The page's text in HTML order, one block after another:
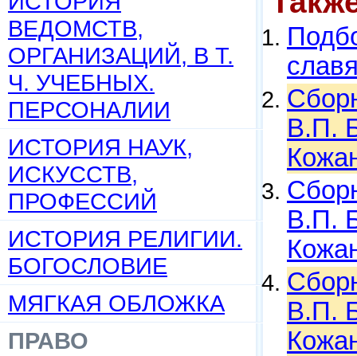
ВЕДОМСТВ,
ОРГАНИЗАЦИЙ, В Т.
Ч. УЧЕБНЫХ.
ПЕРСОНАЛИИ
ИСТОРИЯ НАУК,
ИСКУССТВ,
ПРОФЕССИЙ
ИСТОРИЯ РЕЛИГИИ.
БОГОСЛОВИЕ
МЯГКАЯ ОБЛОЖКА
ПРАВО
В.П.
В.П.
В.П.